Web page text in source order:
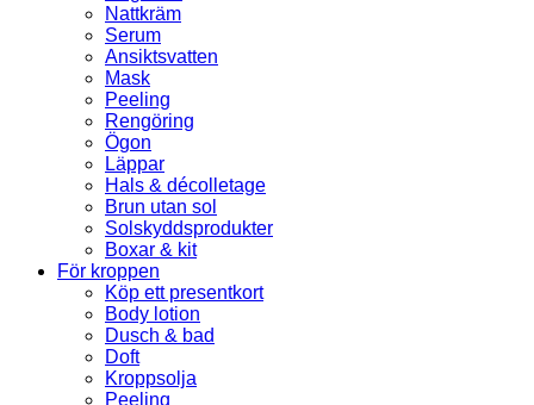
Nattkräm
Serum
Ansiktsvatten
Mask
Peeling
Rengöring
Ögon
Läppar
Hals & décolletage
Brun utan sol
Solskyddsprodukter
Boxar & kit
För kroppen
Köp ett presentkort
Body lotion
Dusch & bad
Doft
Kroppsolja
Peeling